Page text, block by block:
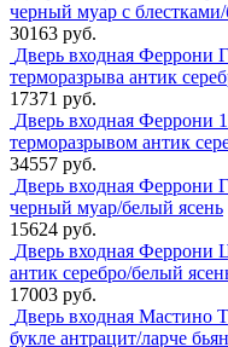
черный муар с
30163 руб.
Дверь входная Феррони
терморазрыва антик
17371 руб.
Дверь входная Феррони
терморазрывом антик
34557 руб.
Дверь входная Феррони
черный муар/белый ясень
15624 руб.
Дверь входная Феррони
антик серебро/белый
17003 руб.
Дверь входная Мастино
букле антрацит/ларче